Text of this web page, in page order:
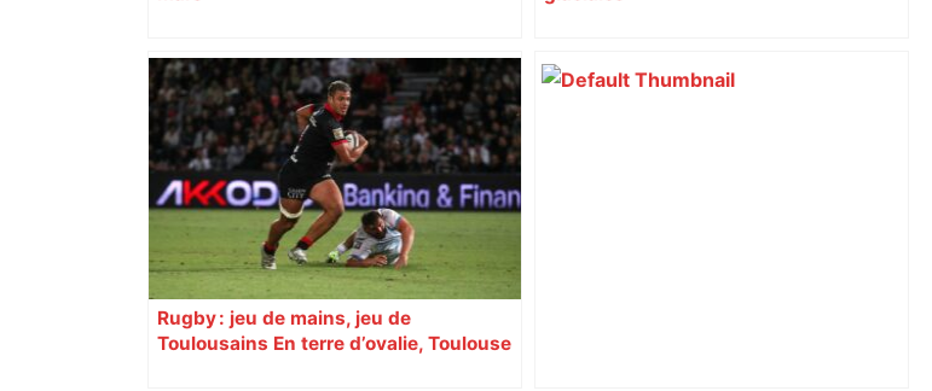
Rugby : jeu de mains, jeu de
Toulousains En terre d’ovalie, Toulouse